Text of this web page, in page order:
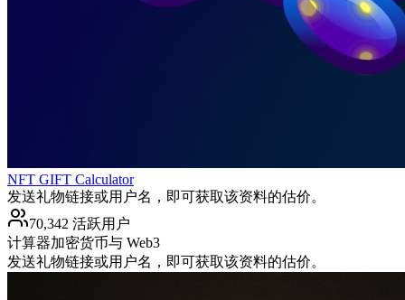
NFT GIFT Calculator
发送礼物链接或用户名，即可获取该资料的估价。
70,342 活跃用户
计算器加密货币与 Web3
发送礼物链接或用户名，即可获取该资料的估价。